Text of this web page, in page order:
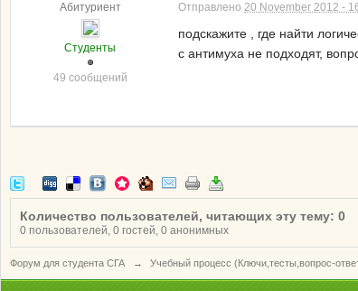
Абитуриент
Студенты
49 сообщений
Отправлено 20 November 2012 -
подскажите , где найти
с антимуха не подходят,
Количество пользователей, читающих эту тему: 0
0 пользователей, 0 гостей, 0 анонимных
Форум для студента СГА → Учебный процесс (Ключи,тесты,вопрос-